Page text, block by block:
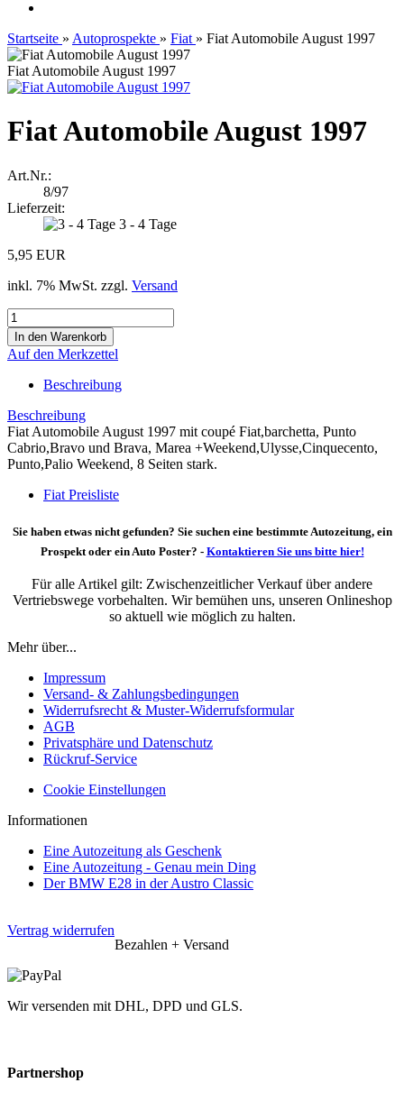
Startseite » Autoprospekte » Fiat » Fiat Automobile August 1997
Fiat Automobile August 1997
Fiat Automobile August 1997
Art.Nr.:
8/97
Lieferzeit:
3 - 4 Tage
5,95 EUR
inkl. 7% MwSt. zzgl. Versand
Auf den Merkzettel
Beschreibung
Beschreibung
Fiat Automobile August 1997 mit coupé Fiat,barchetta, Punto
Cabrio,Bravo und Brava, Marea +Weekend,Ulysse,Cinquecento,
Punto,Palio Weekend, 8 Seiten stark.
Fiat Preisliste
Sie haben etwas nicht gefunden? Sie suchen eine bestimmte Autozeitung, ein
Prospekt oder ein Auto Poster? - Kontaktieren Sie uns bitte hier!
Für alle Artikel gilt: Zwischenzeitlicher Verkauf über andere
Vertriebswege vorbehalten. Wir bemühen uns, unseren Onlineshop
so aktuell wie möglich zu halten.
Mehr über...
Impressum
Versand- & Zahlungsbedingungen
Widerrufsrecht & Muster-Widerrufsformular
AGB
Privatsphäre und Datenschutz
Rückruf-Service
Cookie Einstellungen
Informationen
Eine Autozeitung als Geschenk
Eine Autozeitung - Genau mein Ding
Der BMW E28 in der Austro Classic
Vertrag widerrufen
Bezahlen + Versand
Wir versenden mit DHL, DPD und GLS.
Partnershop